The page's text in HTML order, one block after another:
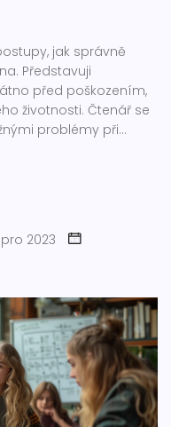
jak správně
Představuji
před poškozením,
životnosti. Čtenář se
problémy při
pro 2023